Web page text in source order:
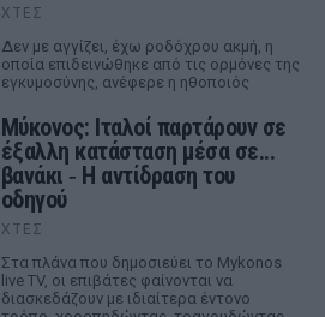
ΧΤΕΣ
Δεν με αγγίζει, έχω ροδόχρου ακμή, η
οποία επιδεινώθηκε από τις ορμόνες της
εγκυμοσύνης, ανέφερε η ηθοποιός
Μύκονος: Ιταλοί παρτάρουν σε
έξαλλη κατάσταση μέσα σε...
βανάκι ‑ Η αντίδραση του
οδηγού
ΧΤΕΣ
Στα πλάνα που δημοσιεύει το Mykonos
live TV, οι επιβάτες φαίνονται να
διασκεδάζουν με ιδιαίτερα έντονο